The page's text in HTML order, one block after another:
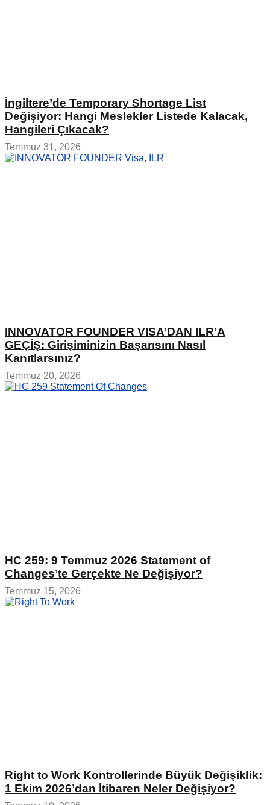
İngiltere’de Temporary Shortage List
Değişiyor: Hangi Meslekler Listede Kalacak,
Hangileri Çıkacak?
Temmuz 31, 2026
INNOVATOR FOUNDER VISA’DAN ILR’A
GEÇİŞ: Girişiminizin Başarısını Nasıl
Kanıtlarsınız?
Temmuz 20, 2026
HC 259: 9 Temmuz 2026 Statement of
Changes’te Gerçekte Ne Değişiyor?
Temmuz 15, 2026
Right to Work Kontrollerinde Büyük Değişiklik:
1 Ekim 2026’dan İtibaren Neler Değişiyor?